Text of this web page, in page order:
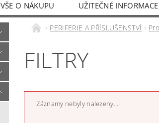
VŠE O NÁKUPU UŽITEČNÉ INFORMACE
PERIFERIE A PŘÍSLUŠENSTVÍ
FILTRY
Záznamy nebyly nalezeny...